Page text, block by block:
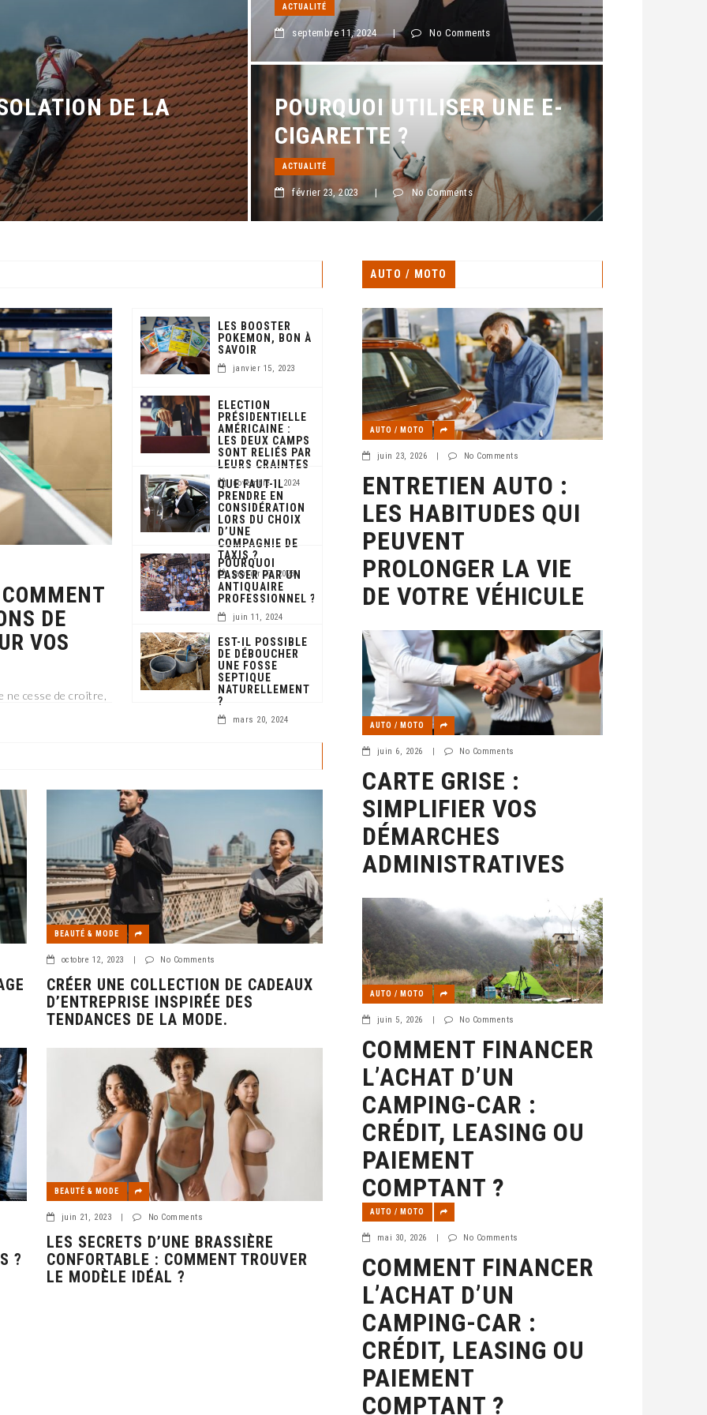
DE LA
ACTUALITÉ
septembre 11, 2024 | No Comments
POURQUOI UTILISER UNE E-
CIGARETTE ?
ACTUALITÉ
février 23, 2023 | No Comments
DE
VOS
ne cesse de croître,
LES BOOSTER
POKEMON, BON À
SAVOIR
janvier 15, 2023
ELECTION
PRÉSIDENTIELLE
AMÉRICAINE :
LES DEUX CAMPS
SONT RELIÉS PAR
LEURS CRAINTES
novembre 1, 2024
QUE FAUT-IL
PRENDRE EN
CONSIDÉRATION
LORS DU CHOIX
D’UNE
COMPAGNIE DE
TAXIS ?
janvier 27, 2023
POURQUOI
PASSER PAR UN
ANTIQUAIRE
PROFESSIONNEL ?
juin 11, 2024
EST-IL POSSIBLE
DE DÉBOUCHER
UNE FOSSE
SEPTIQUE
NATURELLEMENT
?
mars 20, 2024
BEAUTÉ & MODE
octobre 12, 2023 | No Comments
CRÉER UNE COLLECTION DE CADEAUX
D’ENTREPRISE INSPIRÉE DES
TENDANCES DE LA MODE.
?
BEAUTÉ & MODE
juin 21, 2023 No Comments
LES SECRETS D’UNE BRASSIÈRE
CONFORTABLE : COMMENT TROUVER
LE MODÈLE IDÉAL ?
AUTO / MOTO
AUTO / MOTO
juin 23, 2026 | No Comments
ENTRETIEN AUTO :
LES HABITUDES QUI
PEUVENT
PROLONGER LA VIE
DE VOTRE VÉHICULE
AUTO / MOTO
juin 6, 2026 No Comments
CARTE GRISE :
SIMPLIFIER VOS
DÉMARCHES
ADMINISTRATIVES
AUTO / MOTO
juin 5, 2026 | No Comments
COMMENT FINANCER
L’ACHAT D’UN
CAMPING-CAR :
CRÉDIT, LEASING OU
PAIEMENT
COMPTANT ?
AUTO / MOTO
mai 30, 2026 | No Comments
COMMENT FINANCER
L’ACHAT D’UN
CAMPING-CAR :
CRÉDIT, LEASING OU
PAIEMENT
COMPTANT ?